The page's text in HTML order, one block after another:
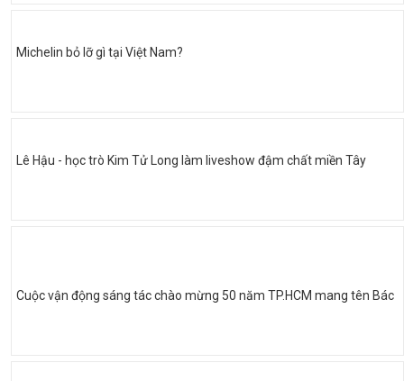
Michelin bỏ lỡ gì tại Việt Nam?
Lê Hậu - học trò Kim Tử Long làm liveshow đậm chất miền Tây
Cuộc vận động sáng tác chào mừng 50 năm TP.HCM mang tên Bác